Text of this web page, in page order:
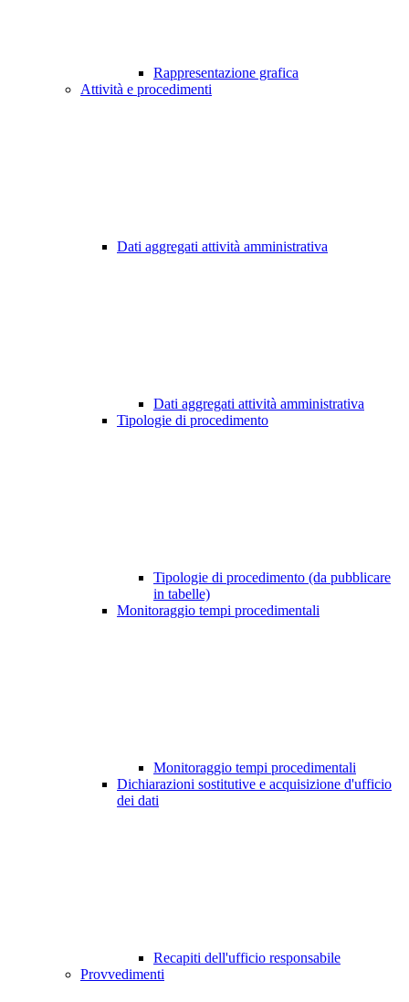
Rappresentazione grafica
Attività e procedimenti
Dati aggregati attività amministrativa
Dati aggregati attività amministrativa
Tipologie di procedimento
Tipologie di procedimento (da pubblicare
in tabelle)
Monitoraggio tempi procedimentali
Monitoraggio tempi procedimentali
Dichiarazioni sostitutive e acquisizione d'ufficio
dei dati
Recapiti dell'ufficio responsabile
Provvedimenti